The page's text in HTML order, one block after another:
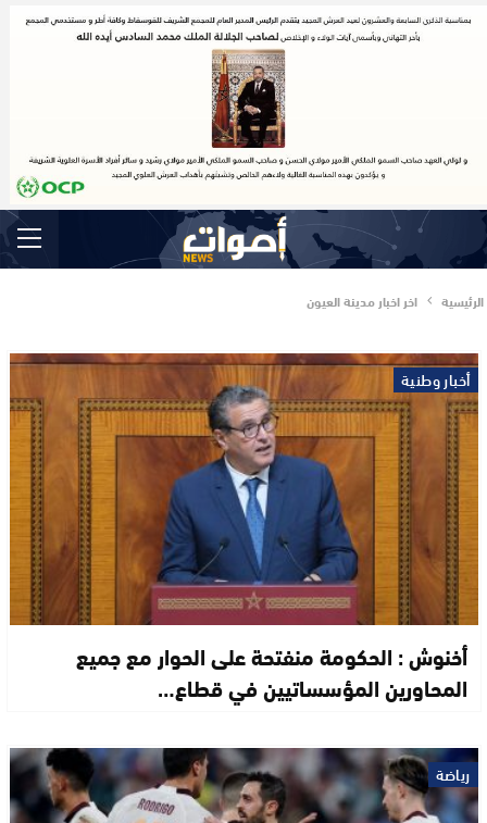
الرئيسية اخر اخبار مدينة العيون
أخبار وطنية
أخنوش : الحكومة منفتحة على الحوار مع جميع
المحاورين المؤسساتيين في قطاع…
رياضة